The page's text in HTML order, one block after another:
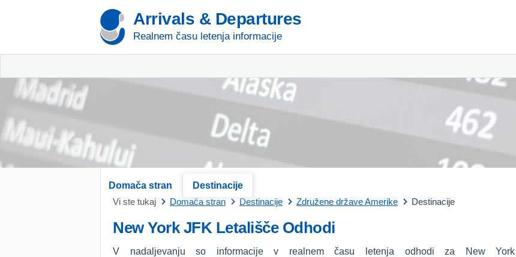
Arrivals & Departures
Realnem času letenja informacije
Domača stran
Destinacije
Vi ste tukaj
Domača stran Destinacije Združene države Amerike Destinacije
New York JFK Letališče Odhodi
V nadaljevanju so informacije v realnem času letenja odhodi za New